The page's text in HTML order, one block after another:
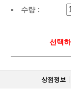
수량 :
선택
상점정보